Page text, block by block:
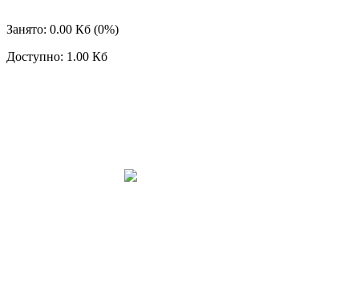
Занято: 0.00 Кб (0%)
Доступно: 1.00 Кб